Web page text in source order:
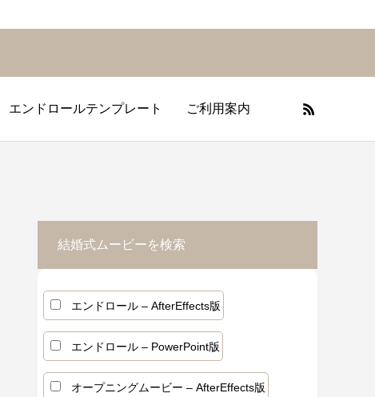
エンドロールテンプレート ご利用案内
プレート – 3dmosaic
ーテンプレート – oldfilm
ムービーテンプレート – komadori
結婚式ムービーを検索
エンドロール – AfterEffects版
エンドロール – PowerPoint版
オープニングムービー – AfterEffects版